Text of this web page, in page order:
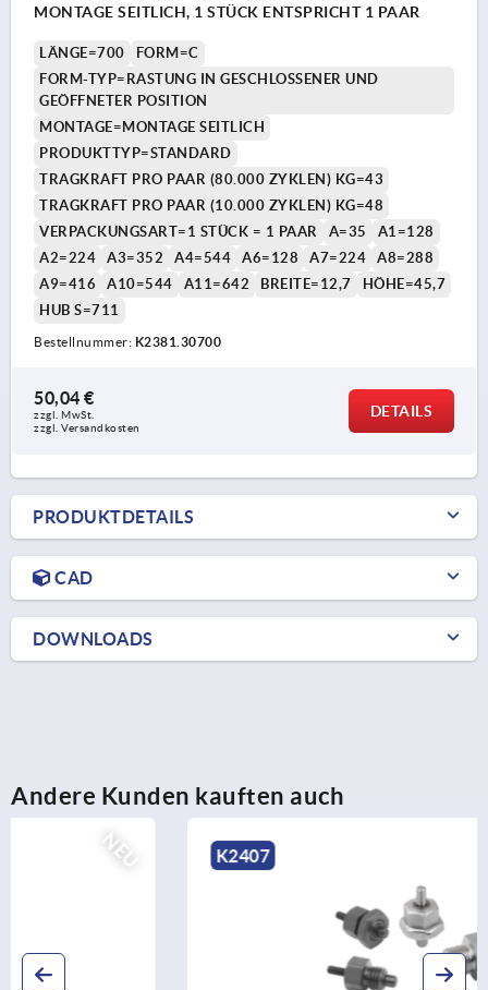
MONTAGE SEITLICH, 1 STÜCK ENTSPRICHT 1 PAAR
LÄNGE=700
FORM=C
FORM-TYP=RASTUNG IN GESCHLOSSENER UND
GEÖFFNETER POSITION
MONTAGE=MONTAGE SEITLICH
PRODUKTTYP=STANDARD
TRAGKRAFT PRO PAAR (80.000 ZYKLEN) KG=43
TRAGKRAFT PRO PAAR (10.000 ZYKLEN) KG=48
VERPACKUNGSART=1 STÜCK = 1 PAAR
A=35
A1=128
A2=224
A3=352 A4=544 A6=128 A7=224
A8=288
A9=416
A10=544 A11=642 BREITE=12,7
HÖHE=45,7
HUB S=711
Bestellnummer: K2381.30700
50,04 €
zzgl. MwSt.
zzgl. Versandkosten
DETAILS
PRODUKTDETAILS
CAD
DOWNLOADS
Andere Kunden kauften auch